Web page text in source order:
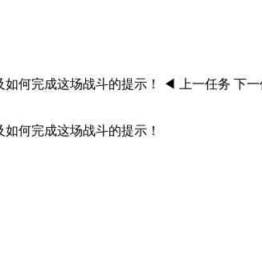
何完成这场战斗的提示！ ◀ 上一任务 下
何完成这场战斗的提示！